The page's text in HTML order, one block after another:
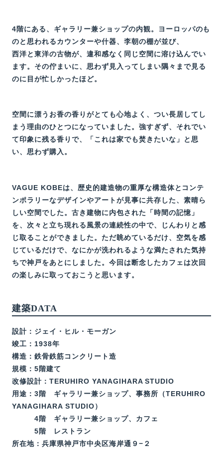
4階にある、ギャラリー兼ショップの内観。ヨーロッパのも
のと思われるカウンターや什器、李朝の棚が並び、
西洋と東洋の古物が、違和感なく同じ空間に溶け込んでい
ます。その佇まいに、思わず見入ってしまい隅々まで見る
のに目が忙しかったほど。
空間に漂うお香の香りがとても心地よく、つい長居してし
まう理由のひとつになっていました。強すぎず、それでい
て印象に残る香りで、「これは家でも焚きたいな」と思
い、思わず購入。
VAGUE KOBEは、歴史的建造物の重厚な構造体とコンテ
ンポラリーなデザインやアートが見事に共存した、素晴ら
しい空間でした。古き建物に内包された「時間の記憶」
を、次々と立ち現れる風景の連続性の中で、じんわりと感
じ取ることができました。ただ眺めているだけ、空気を感
じているだけで、なにかが洗われるような満たされた気持
ちで神戸をあとにしました。今回は断念したカフェは次回
の楽しみに取っておこうと思います。
建築DATA
設計：ジェイ・ヒル・モーガン
竣工：1938年
構造：鉄骨鉄筋コンクリート造
規模：5階建て
改修設計：TERUHIRO YANAGIHARA STUDIO
用途：3階 ギャラリー兼ショップ、事務所（TERUHIRO
YANAGIHARA STUDIO）
4階 ギャラリー兼ショップ、カフェ
5階 レストラン
所在地：兵庫県神戸市中央区海岸通９−２